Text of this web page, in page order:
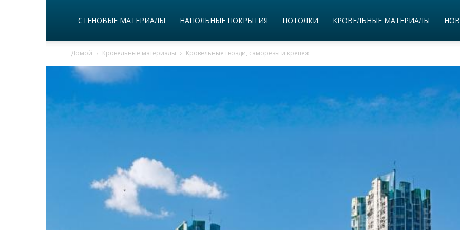
СТЕНОВЫЕ МАТЕРИАЛЫ НАПОЛЬНЫЕ ПОКРЫТИЯ ПОТОЛКИ КРОВЕЛЬНЫЕ МАТЕРИАЛЫ
Домой Кровельные материалы Кровельные гвозди, саморезы и крепеж